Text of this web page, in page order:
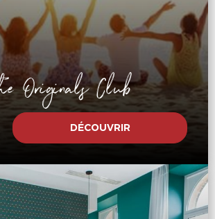
Originals Club
DÉCOUVRIR